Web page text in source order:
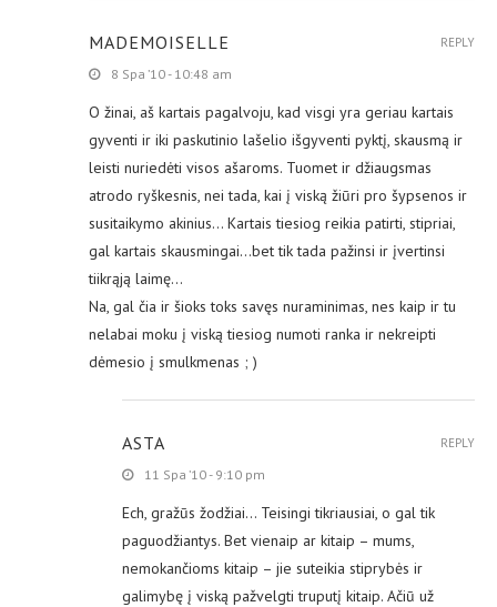
MADEMOISELLE
8 Spa ’10 - 10:48 am
O žinai, aš kartais pagalvoju, kad visgi yra geriau kartais
gyventi ir iki paskutinio lašelio išgyventi pyktį, skausmą ir
leisti nuriedėti visos ašaroms. Tuomet ir džiaugsmas
atrodo ryškesnis, nei tada, kai į viską žiūri pro šypsenos ir
susitaikymo akinius… Kartais tiesiog reikia patirti, stipriai,
gal kartais skausmingai…bet tik tada pažinsi ir įvertinsi
tiikrąją laimę…
Na, gal čia ir šioks toks savęs nuraminimas, nes kaip ir tu
nelabai moku į viską tiesiog numoti ranka ir nekreipti
dėmesio į smulkmenas ; )
REPLY
ASTA
11 Spa ’10 - 9:10 pm
Ech, gražūs žodžiai… Teisingi tikriausiai, o gal tik
paguodžiantys. Bet vienaip ar kitaip – mums,
nemokančioms kitaip – jie suteikia stiprybės ir
galimybę į viską pažvelgti truputį kitaip. Ačiū už
REPLY